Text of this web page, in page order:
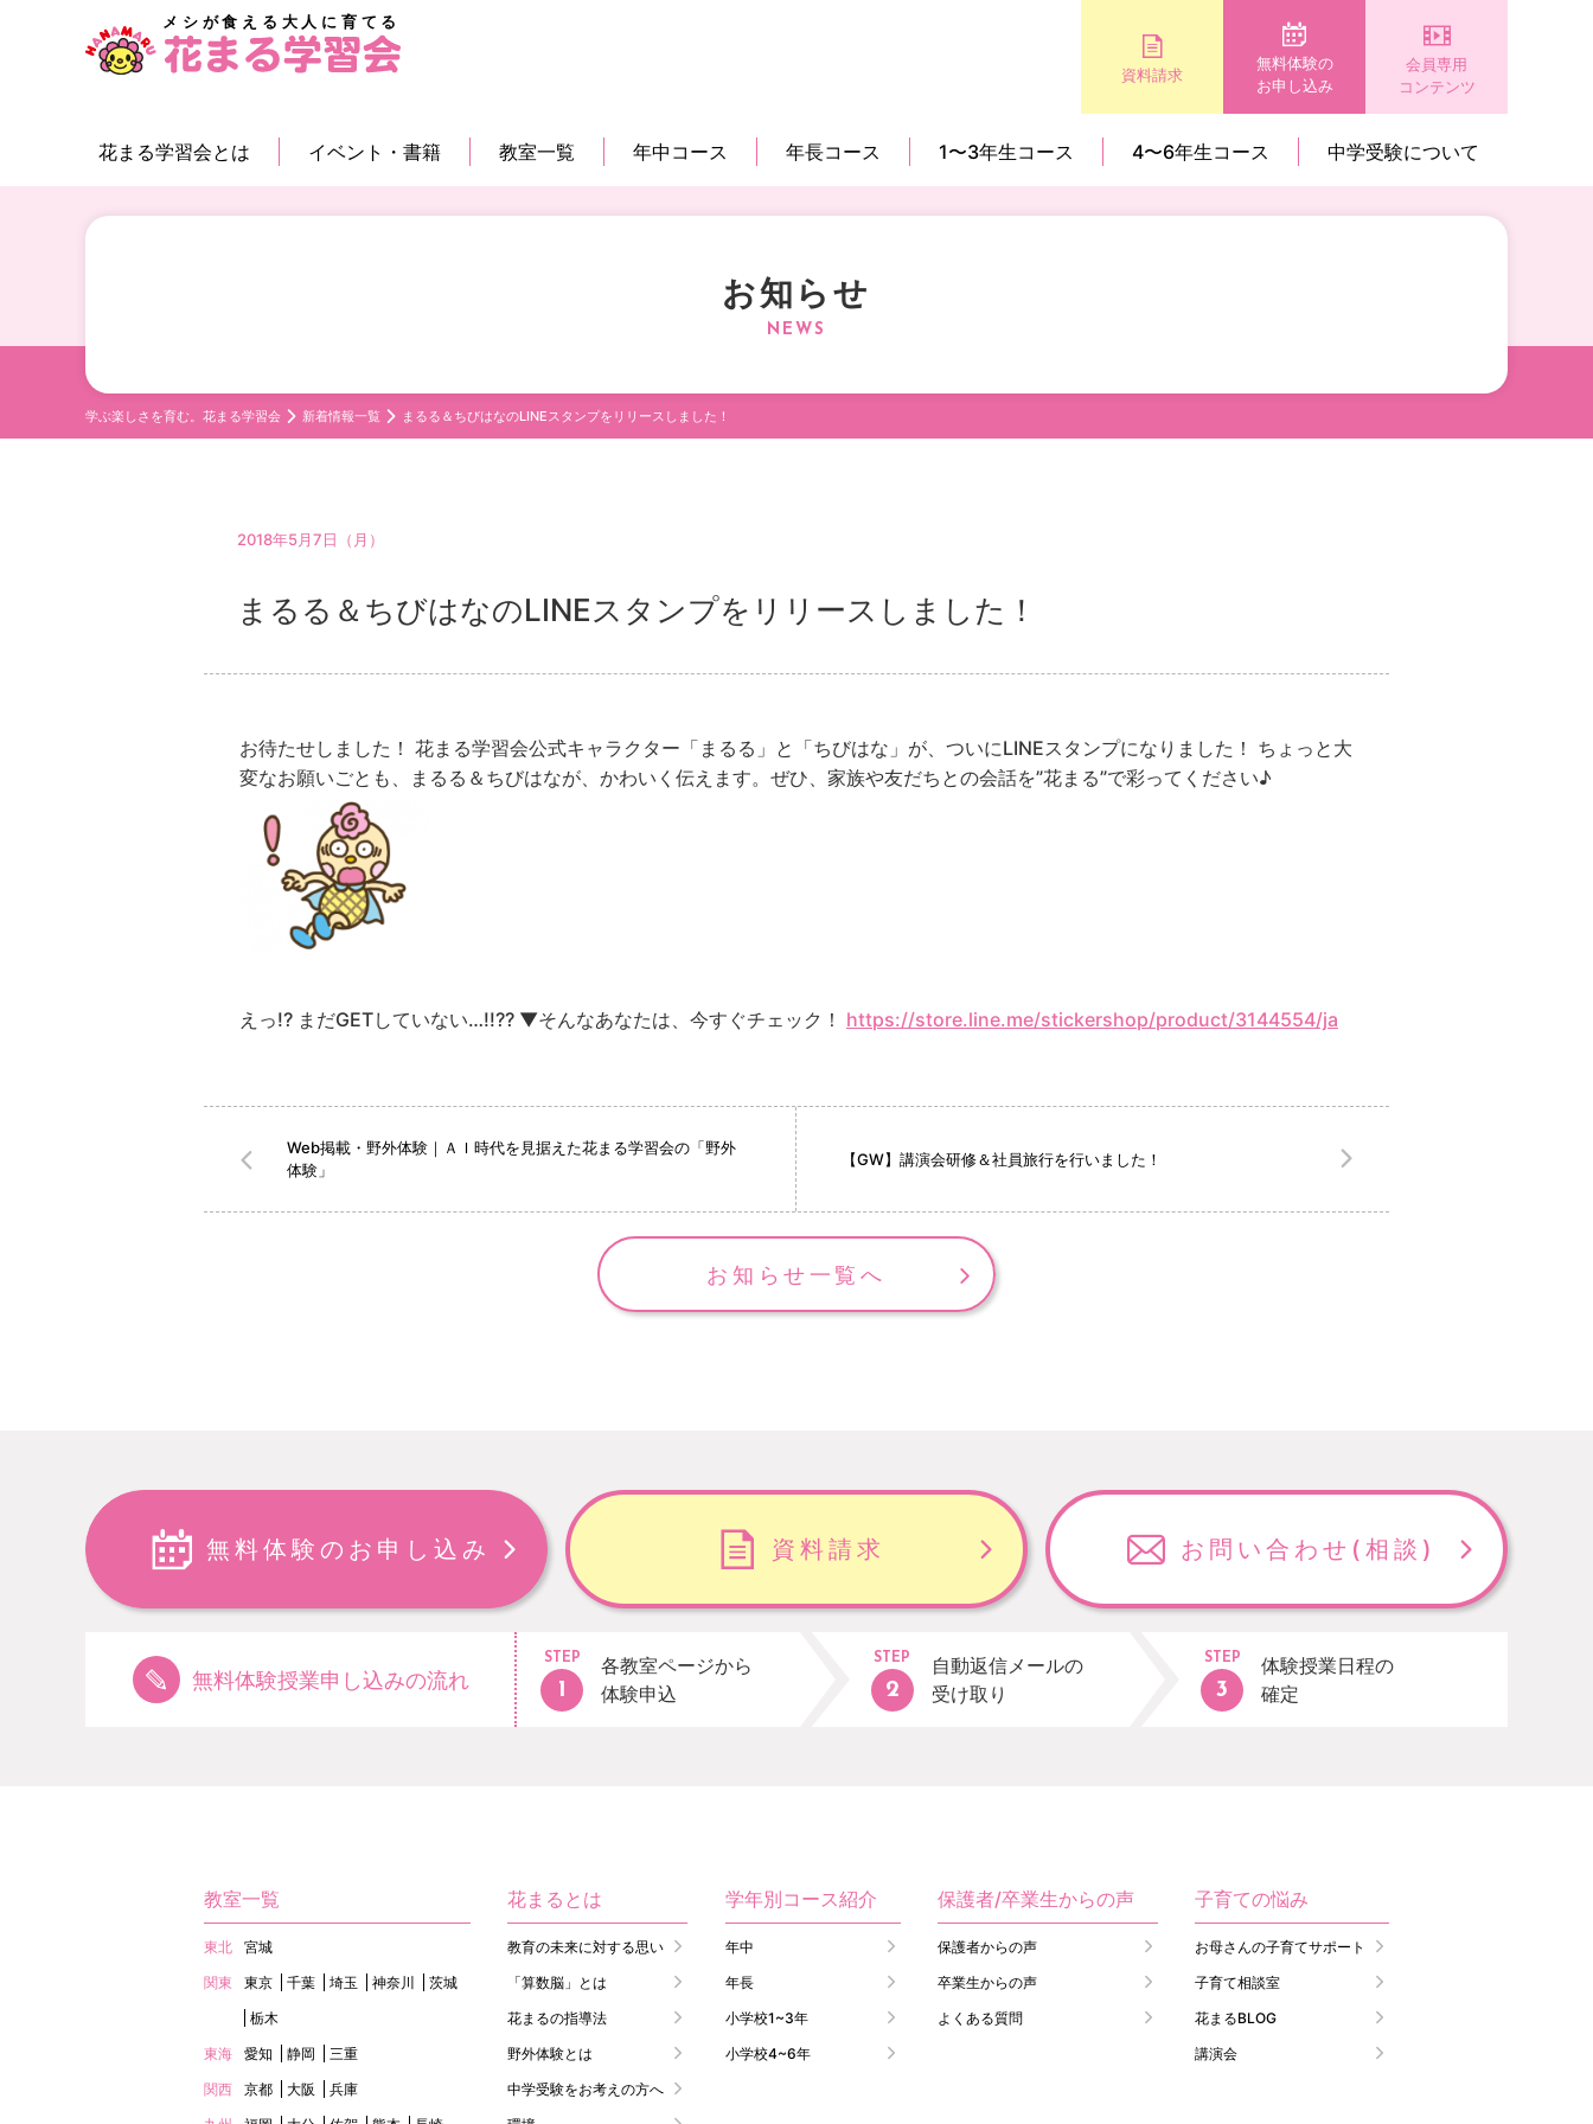
メシが食える大人に育てる
資料請求
無料体験の
お申し込み
会員専用
コンテンツ
花まる学習会とは イベント・書籍 教室一覧 年中コース 年長コース 1〜3年生コース 4〜6年生コース 中学受験について
お知らせ
学ぶ楽しさを育む。花まる学習会 新着情報一覧 まるる＆ちびはなのLINEスタンプをリリースしました！
2018年5月7日（月）
まるる＆ちびはなのLINEスタンプをリリースしました！
お待たせしました！ 花まる学習会公式キャラクター「まるる」と「ちびはな」が、ついにLINEスタンプになりました！ ちょっと大
変なお願いごとも、まるる＆ちびはなが、かわいく伝えます。ぜひ、家族や友だちとの会話を”花まる”で彩ってください♪
えっ!? まだGETしていない…!!?? ▼そんなあなたは、今すぐチェック！ https://store.line.me/stickershop/product/3144554/ja
Web掲載・野外体験｜ＡＩ時代を見据えた花まる学習会の「野外
体験」
【GW】講演会研修＆社員旅行を行いました！
お知らせ一覧へ
無料体験のお申し込み 資料請求 お問い合わせ (相談)
無料体験授業申し込みの流れ
STEP
各教室ページから
体験申込
STEP
自動返信メールの
受け取り
STEP
体験授業日程の
確定
教室一覧
東北
宮城
関東
東京 千葉 埼玉 神奈川
茨城
栃木
東海
愛知 静岡
三重
関西
京都 大阪
兵庫
花まるとは
教育の未来に対する思い
「算数脳」とは
花まるの指導法
野外体験とは
中学受験をお考えの方へ
学年別コース紹介
年中
年長
小学校1~3年
小学校4~6年
保護者/卒業生からの声
保護者からの声
卒業生からの声
よくある質問
子育ての悩み
お母さんの子育てサポート
子育て相談室
花まるBLOG
講演会